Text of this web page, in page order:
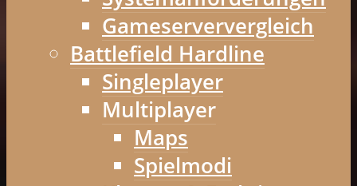
Gameserververgleich
Battlefield Hardline
Singleplayer
Multiplayer
Maps
Spielmodi